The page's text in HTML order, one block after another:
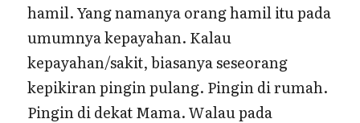
hamil. Yang namanya orang hamil itu pada
umumnya kepayahan. Kalau
kepayahan/sakit, biasanya seseorang
kepikiran pingin pulang. Pingin di rumah.
Pingin di dekat Mama. Walau pada